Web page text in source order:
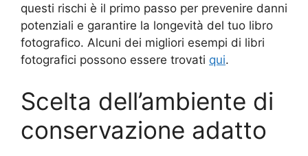
questi rischi è il primo passo per prevenire danni
potenziali e garantire la longevità del tuo libro
fotografico. Alcuni dei migliori esempi di libri
fotografici possono essere trovati qui.
Scelta dell’ambiente di
conservazione adatto